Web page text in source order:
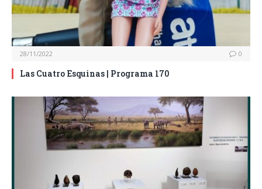
28/11/2022 0
Las Cuatro Esquinas | Programa 170